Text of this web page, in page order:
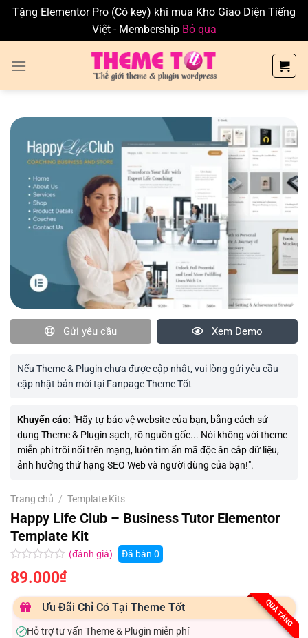
Tặng Elementor Pro (Có key) khi mua Kho Giao Diện Tiếng
Việt - Membership Bỏ qua
Gửi yêu cầu Xem Demo
Nếu Theme & Plugin chưa được cập nhật, vui lòng gửi yêu cầu
cập nhật bản mới tại Fanpage Theme Tốt
Khuyến cáo: "Hãy tự bảo vệ website của bạn, bằng cách sử
dụng Theme & Plugin sạch, rõ nguồn gốc... Nói không với theme
miễn phí trôi nổi trên mạng, luôn tìm ẩn mã độc ăn cắp dữ liệu,
ảnh hưởng thứ hạng SEO Web và người dùng của bạn!".
Trang chủ / Template Kits
Happy Life Club – Business Tutor Elementor
Template Kit
Được
xếp
0.0
5
sao
(đánh giá) Đã bán 0
89.000₫
QUÀ TẶNG
Ưu Đãi Chỉ Có Tại Theme Tốt
✓Hỗ trợ tư vấn Theme & Plugin miễn phí